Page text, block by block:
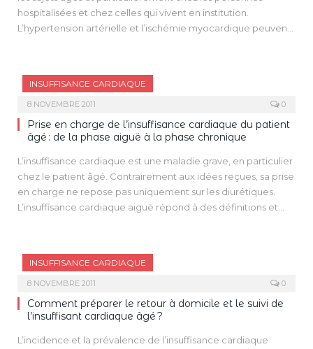
hospitalisées et chez celles qui vivent en institution.
L’hypertension artérielle et l’ischémie myocardique peuvent
cardiovasculaire et de l’insuffisance cardiaque.
Le diagnostic d’insuffisance cardiaque chronique doit être
facilement évoqué chez les personnes âgées. Si les
symptômes sont parfois atypiques, l’examen clinique
soigneux permet d’identifier des signes d’insuffisance
aide le diagnostic.
Le traitement de l’ICC systolique est bien codifié. Le
traitement de l’insuffisance cardiaque à fonction systolique
préservée est basés sur le traitement des facteurs
INSUFFISANCE CARDIAQUE
8 NOVEMBRE 2011 0
Prise en charge de l’insuffisance cardiaque du patient
âgé : de la phase aiguë à la phase chronique
L’insuffisance cardiaque est une maladie grave, en particulier
chez le patient âgé. Contrairement aux idées reçues, sa prise
en charge ne repose pas uniquement sur les diurétiques.
L’insuffisance cardiaque aiguë répond à des définitions et
jeune. Si l’âge ne doit jamais être le prétexte d’un abandon
thérapeutique, il faut également veiller à ne pas sombrer
dans un acharnement thérapeutique qui ne serait
aucunement bénéfique pour le patient.
INSUFFISANCE CARDIAQUE
8 NOVEMBRE 2011 0
Comment préparer le retour à domicile et le suivi de
l’insuffisant cardiaque âgé ?
L’incidence et la prévalence de l’insuffisance cardiaque